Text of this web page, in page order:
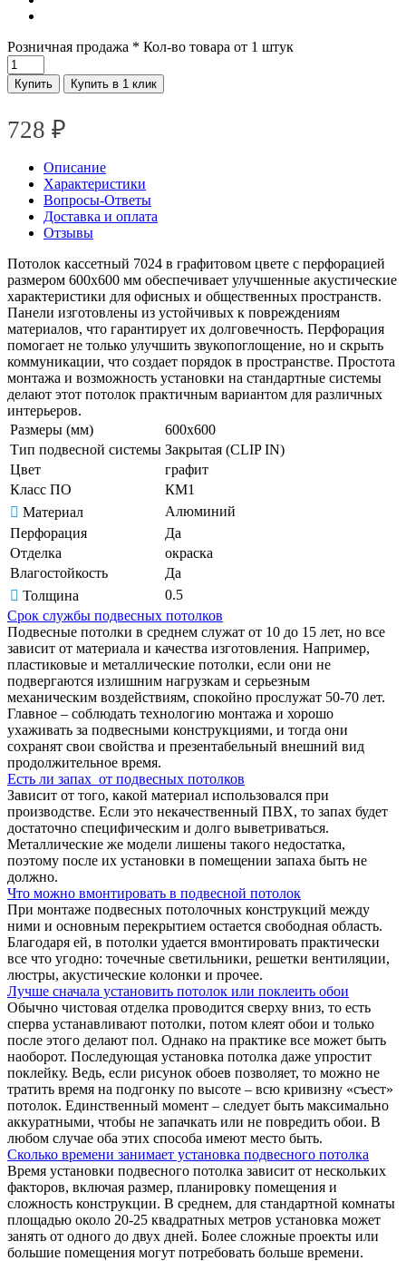
Розничная продажа * Кол-во товара от 1 штук
Купить Купить в 1 клик
728 ₽
Описание
Характеристики
Вопросы-Ответы
Доставка и оплата
Отзывы
Потолок кассетный 7024 в графитовом цвете с перфорацией
размером 600х600 мм обеспечивает улучшенные акустические
характеристики для офисных и общественных пространств.
Панели изготовлены из устойчивых к повреждениям
материалов, что гарантирует их долговечность. Перфорация
помогает не только улучшить звукопоглощение, но и скрыть
коммуникации, что создает порядок в пространстве. Простота
монтажа и возможность установки на стандартные системы
делают этот потолок практичным вариантом для различных
интерьеров.
Размеры (мм)
600x600
Тип подвесной системы Закрытая (CLIP IN)
Цвет
графит
Класс ПО
КМ1
Материал
Алюминий
Перфорация
Да
Отделка
окраска
Влагостойкость
Да
Толщина
0.5
Срок службы подвесных потолков
Подвесные потолки в среднем служат от 10 до 15 лет, но все
зависит от материала и качества изготовления. Например,
пластиковые и металлические потолки, если они не
подвергаются излишним нагрузкам и серьезным
механическим воздействиям, спокойно прослужат 50-70 лет.
Главное – соблюдать технологию монтажа и хорошо
ухаживать за подвесными конструкциями, и тогда они
сохранят свои свойства и презентабельный внешний вид
продолжительное время.
Есть ли запах от подвесных потолков
Зависит от того, какой материал использовался при
производстве. Если это некачественный ПВХ, то запах будет
достаточно специфическим и долго выветриваться.
Металлические же модели лишены такого недостатка,
поэтому после их установки в помещении запаха быть не
должно.
Что можно вмонтировать в подвесной потолок
При монтаже подвесных потолочных конструкций между
ними и основным перекрытием остается свободная область.
Благодаря ей, в потолки удается вмонтировать практически
все что угодно: точечные светильники, решетки вентиляции,
люстры, акустические колонки и прочее.
Лучше сначала установить потолок или поклеить обои
Обычно чистовая отделка проводится сверху вниз, то есть
сперва устанавливают потолки, потом клеят обои и только
после этого делают пол. Однако на практике все может быть
наоборот. Последующая установка потолка даже упростит
поклейку. Ведь, если рисунок обоев позволяет, то можно не
тратить время на подгонку по высоте – всю кривизну «съест»
потолок. Единственный момент – следует быть максимально
аккуратными, чтобы не запачкать или не повредить обои. В
любом случае оба этих способа имеют место быть.
Сколько времени занимает установка подвесного потолка
Время установки подвесного потолка зависит от нескольких
факторов, включая размер, планировку помещения и
сложность конструкции. В среднем, для стандартной комнаты
площадью около 20-25 квадратных метров установка может
занять от одного до двух дней. Более сложные проекты или
большие помещения могут потребовать больше времени.